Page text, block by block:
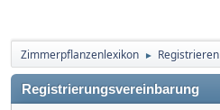
Zimmerpflanzenlexikon ► Registrieren
Registrierungsvereinbarung